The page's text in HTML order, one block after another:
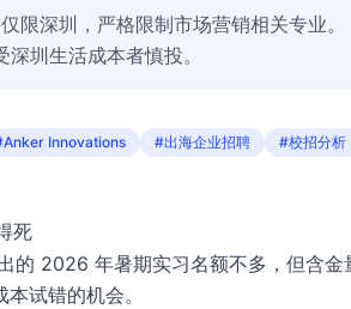
深圳，严格限制市场营销相关专业。
圳生活成本者慎投。
Innovations #出海企业招聘 #校招分析
死
的 2026 年暑期实习名额不多，但含金
试错的机会。